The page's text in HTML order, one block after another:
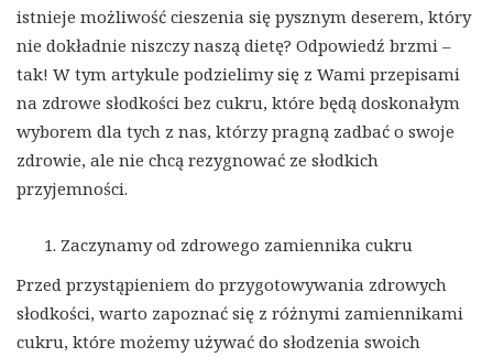
istnieje możliwość cieszenia się pysznym deserem, który
nie dokładnie niszczy naszą dietę? Odpowiedź brzmi –
tak! W tym artykule podzielimy się z Wami przepisami
na zdrowe słodkości bez cukru, które będą doskonałym
wyborem dla tych z nas, którzy pragną zadbać o swoje
zdrowie, ale nie chcą rezygnować ze słodkich
przyjemności.
Zaczynamy od zdrowego zamiennika cukru
Przed przystąpieniem do przygotowywania zdrowych
słodkości, warto zapoznać się z różnymi zamiennikami
cukru, które możemy używać do słodzenia swoich